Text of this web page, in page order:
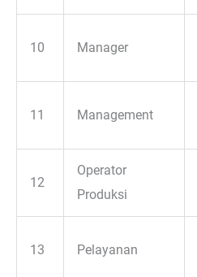
10 Manager
11 Management
12
Operator
Produksi
13 Pelayanan